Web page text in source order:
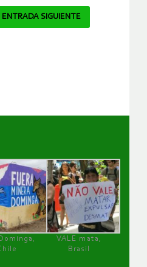
ENTRADA SIGUIENTE
VALE mata,
Brasil